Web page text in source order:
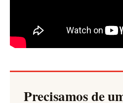
Precisamos de